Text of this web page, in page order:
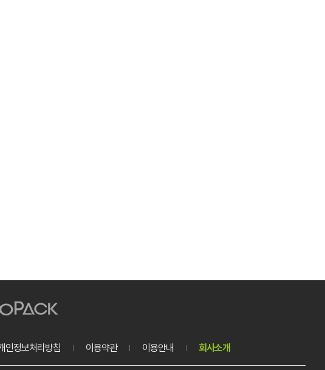
인정보처리방침 이용약관 이용안내 회사소개